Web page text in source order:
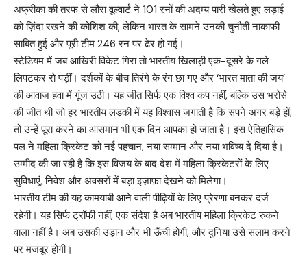
अफ्रीका की तरफ से लौरा वूल्वार्ट ने 101 रनों की अदम्य पारी खेलते हुए लड़ाई
को ज़िंदा रखने की कोशिश की, लेकिन भारत के सामने उनकी चुनौती नाकाफी
साबित हुई और पूरी टीम 246 रन पर ढेर हो गई।
स्टेडियम में जब आखिरी विकेट गिरा तो भारतीय खिलाड़ी एक-दूसरे के गले
लिपटकर रो पड़ीं। दर्शकों के बीच तिरंगे के रंग छा गए और ‘भारत माता की जय’
की आवाज़ हवा में गूंज उठी। यह जीत सिर्फ एक विश्व कप नहीं, बल्कि उस भरोसे
की जीत थी जो हर भारतीय लड़की में यह विश्वास जगाती है कि सपने अगर बड़े हों,
तो उन्हें पूरा करने का आसमान भी एक दिन आपका हो जाता है। इस ऐतिहासिक
पल ने महिला क्रिकेट को नई पहचान, नया सम्मान और नया भविष्य दे दिया है।
उम्मीद की जा रही है कि इस विजय के बाद देश में महिला क्रिकेटरों के लिए
सुविधाएं, निवेश और अवसरों में बड़ा इज़ाफ़ा देखने को मिलेगा।
भारतीय टीम की यह कामयाबी आने वाली पीढ़ियों के लिए प्रेरणा बनकर दर्ज
रहेगी। यह सिर्फ ट्रॉफी नहीं, एक संदेश है अब भारतीय महिला क्रिकेट रुकने
वाला नहीं है। अब उसकी उड़ान और भी ऊँची होगी, और दुनिया उसे सलाम करने
पर मजबूर होगी।